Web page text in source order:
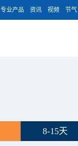
专业产品 资讯 视频 节气
8-15天